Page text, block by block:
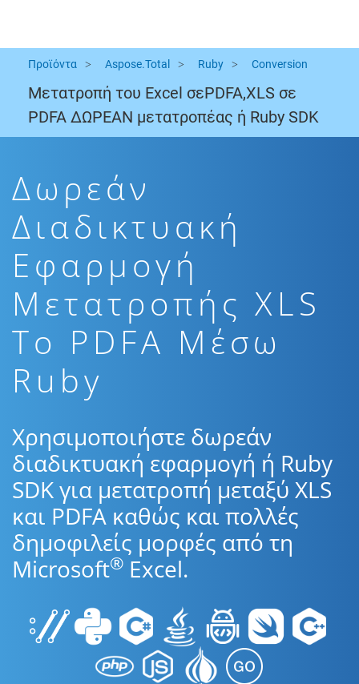
Προϊόντα Aspose.Total Ruby Conversion
Μετατροπή του Excel σεPDFA,XLS σε
PDFA ΔΩΡΕΑΝ μετατροπέας ή Ruby SDK
Δωρεάν
Διαδικτυακή
Εφαρμογή
Μετατροπής XLS
To PDFA Μέσω
Ruby
Χρησιμοποιήστε δωρεάν
διαδικτυακή εφαρμογή ή Ruby
SDK για μετατροπή μεταξύ XLS
και PDFA καθώς και πολλές
δημοφιλείς μορφές από τη
Microsoft® Excel.